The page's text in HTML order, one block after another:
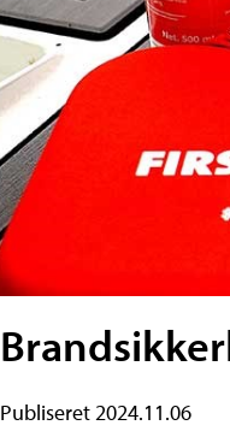
Publiseret 2024.11.06